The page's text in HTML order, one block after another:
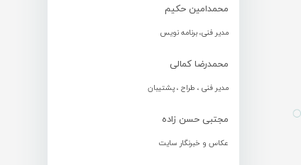
محمدامین حکیم
مدیر فنی، برنامه نویس
محمدرضا کمالی
مدیر فنی ، طراح ، پشتیبان
مجتبی حسن زاده
عکاس و خبرنگار سایت